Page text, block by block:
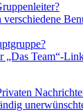
verschiedene
„Das Team“-